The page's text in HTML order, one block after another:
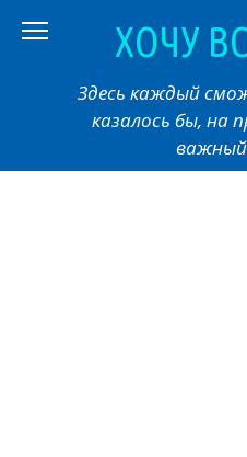
ХОЧУ
Здесь каждый
казалось бы, на